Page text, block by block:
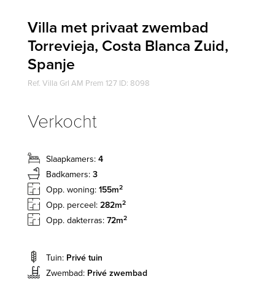
Villa met privaat zwembad
Torrevieja, Costa Blanca Zuid,
Spanje
Ref. Villa GrI AM Prem 127 ID: 8098
Verkocht
Slaapkamers: 4
Badkamers: 3
Opp. woning: 155m2
Opp. perceel: 282m2
Opp. dakterras: 72m2
Tuin: Privé tuin
Zwembad: Privé zwembad